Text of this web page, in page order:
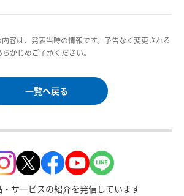
容は、発表当時の情報です。予告なく変更される
かじめご了承ください。
一覧へ戻る
サービスの紹介を発信しています